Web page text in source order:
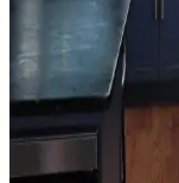
Orta 2000'ler sarı
sıcaklık katabilir.
sıradan bir görünüm
unsurlarıyla
Salon Duvar
Estetik